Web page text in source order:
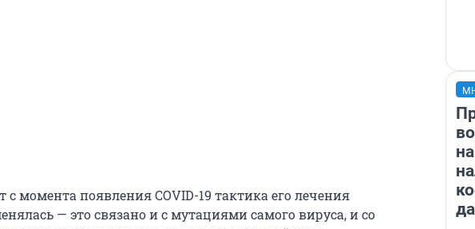
с момента появления COVID-19 тактика его лечения
— это связано и с мутациями самого вируса, и со